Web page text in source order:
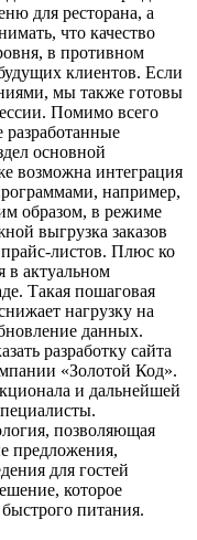
для ресторана, а
что качество
в противном
клиентов. Если
мы также готовы
Помимо всего
разработанные
основной
возможна интеграция
например,
образом, в режиме
выгрузка заказов
прайс-листов. Плюс ко
в актуальном
Такая пошаговая
нагрузку на
данных.
разработку сайта
«Золотой Код».
и дальнейшей
позволяющая
предложения,
для гостей
которое
питания.